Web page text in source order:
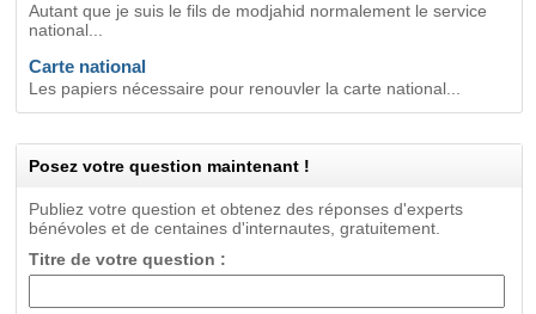
Autant que je suis le fils de modjahid normalement le service
national...
Carte national
Les papiers nécessaire pour renouvler la carte national...
Posez votre question maintenant !
Publiez votre question et obtenez des réponses d'experts
bénévoles et de centaines d'internautes, gratuitement.
Titre de votre question :